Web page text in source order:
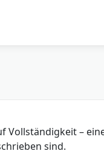
Vollständigkeit –
sind.